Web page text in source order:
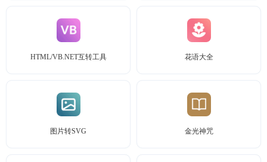
HTML/VB.NET互转工具 花语大全
图片转SVG 金光神咒